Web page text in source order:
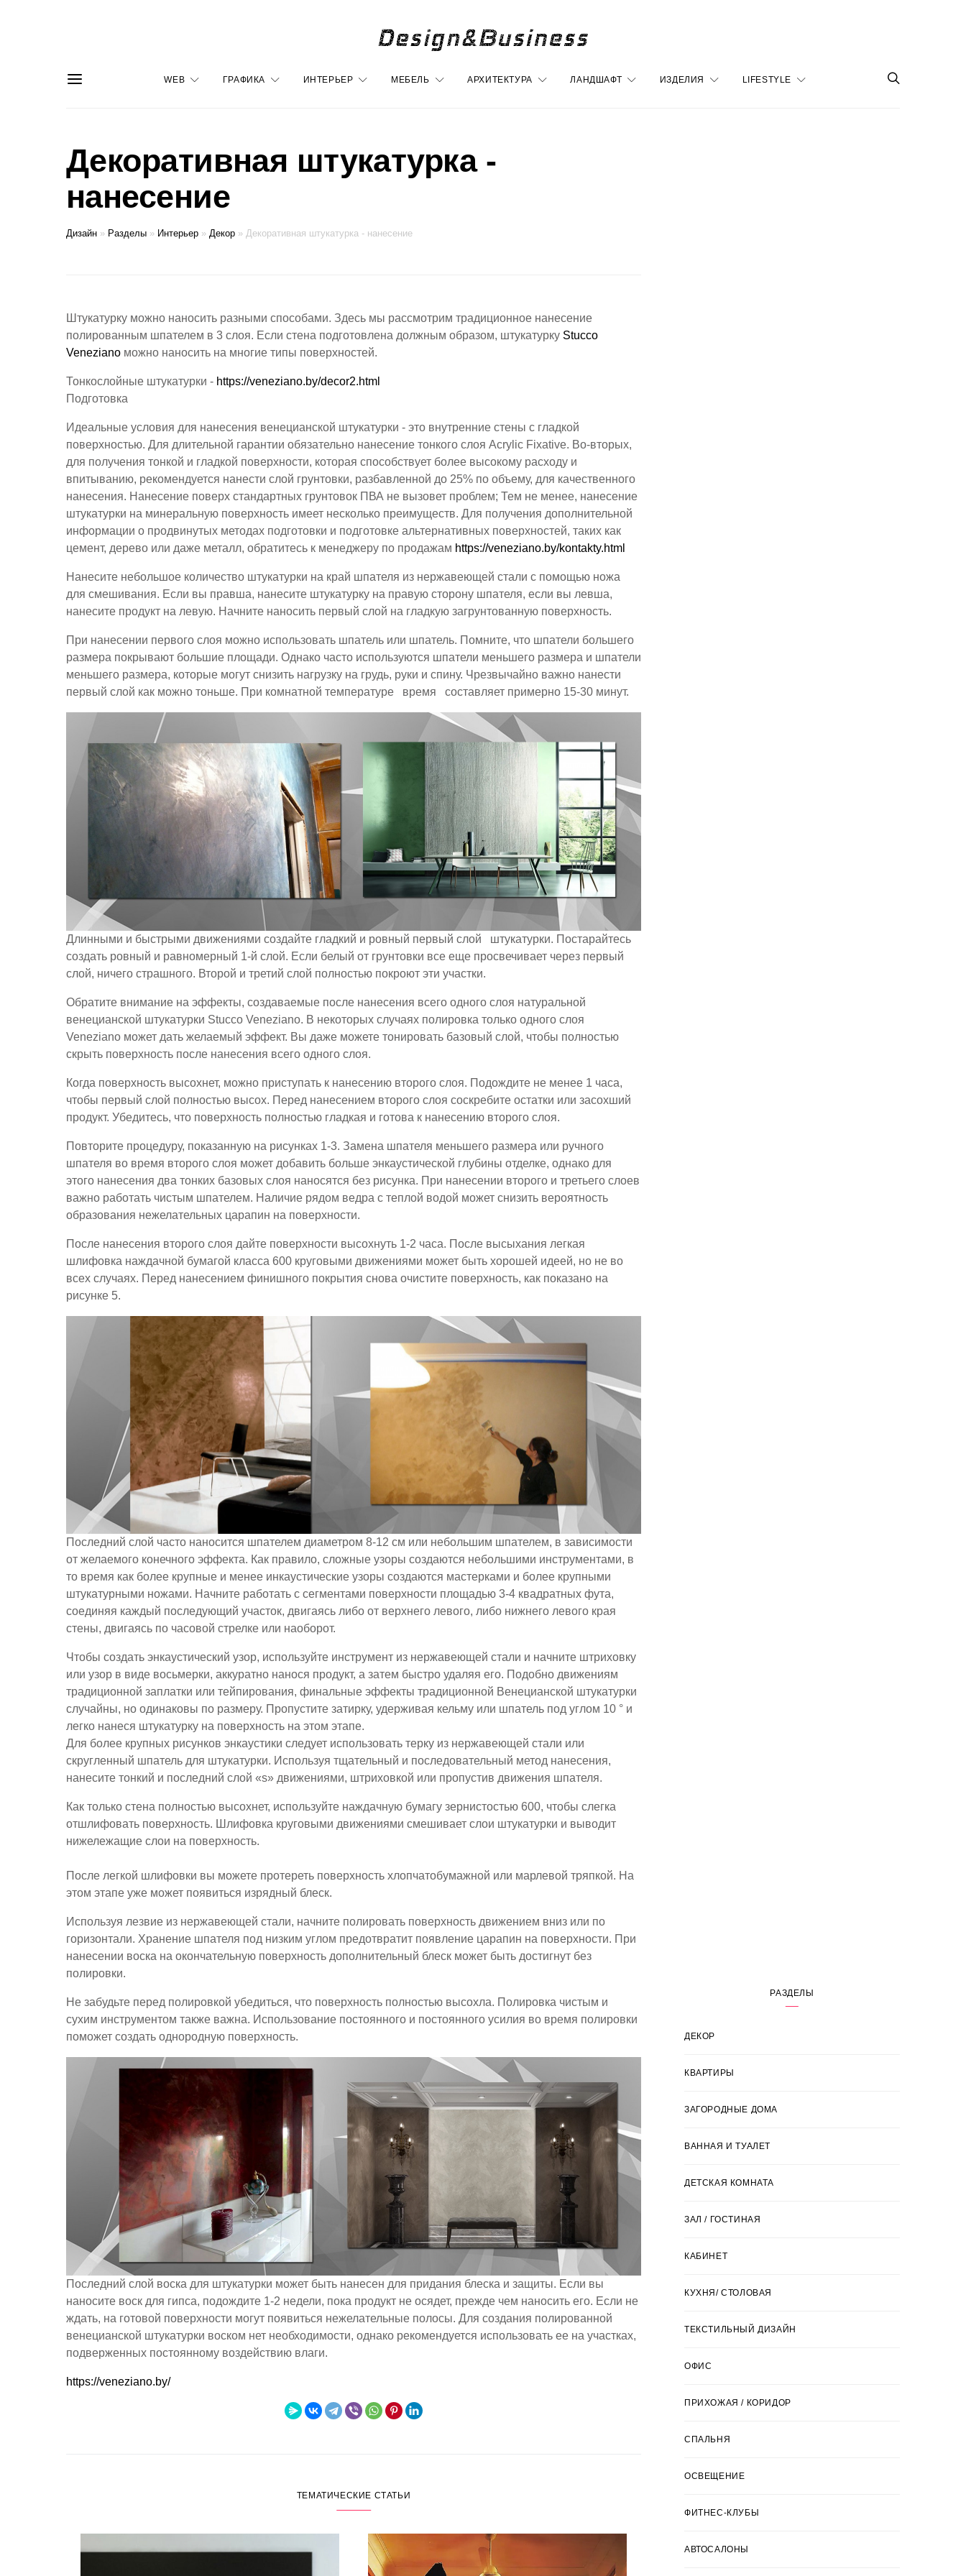
WEB ГРАФИКА ИНТЕРЬЕР МЕБЕЛЬ АРХИТЕКТУРА ЛАНДШАФТ ИЗДЕЛИЯ LIFESTYLE
Декоративная штукатурка -
нанесение
Дизайн » Разделы » Интерьер » Декор » Декоративная штукатурка - нанесение
Штукатурку можно наносить разными способами. Здесь мы рассмотрим традиционное нанесение
полированным шпателем в 3 слоя. Если стена подготовлена ​​должным образом, штукатурку Stucco
Veneziano можно наносить на многие типы поверхностей.
Тонкослойные штукатурки - https://veneziano.by/decor2.html
Подготовка
Идеальные условия для нанесения венецианской штукатурки - это внутренние стены с гладкой
поверхностью. Для длительной гарантии обязательно нанесение тонкого слоя Acrylic Fixative. Во-вторых,
для получения тонкой и гладкой поверхности, которая способствует более высокому расходу и
впитыванию, рекомендуется нанести слой грунтовки, разбавленной до 25% по объему, для качественного
нанесения. Нанесение поверх стандартных грунтовок ПВА не вызовет проблем; Тем не менее, нанесение
штукатурки на минеральную поверхность имеет несколько преимуществ. Для получения дополнительной
информации о продвинутых методах подготовки и подготовке альтернативных поверхностей, таких как
цемент, дерево или даже металл, обратитесь к менеджеру по продажам https://veneziano.by/kontakty.html
Нанесите небольшое количество штукатурки на край шпателя из нержавеющей стали с помощью ножа
для смешивания. Если вы правша, нанесите штукатурку на правую сторону шпателя, если вы левша,
нанесите продукт на левую. Начните наносить первый слой на гладкую загрунтованную поверхность.
При нанесении первого слоя можно использовать шпатель или шпатель. Помните, что шпатели большего
размера покрывают большие площади. Однако часто используются шпатели меньшего размера и шпатели
меньшего размера, которые могут снизить нагрузку на грудь, руки и спину. Чрезвычайно важно нанести
первый слой как можно тоньше. При комнатной температуре время составляет примерно 15-30 минут.
Длинными и быстрыми движениями создайте гладкий и ровный первый слой штукатурки. Постарайтесь
создать ровный и равномерный 1-й слой. Если белый от грунтовки все еще просвечивает через первый
слой, ничего страшного. Второй и третий слой полностью покроют эти участки.
Обратите внимание на эффекты, создаваемые после нанесения всего одного слоя натуральной
венецианской штукатурки Stucco Veneziano. В некоторых случаях полировка только одного слоя
Veneziano может дать желаемый эффект. Вы даже можете тонировать базовый слой, чтобы полностью
скрыть поверхность после нанесения всего одного слоя.
Когда поверхность высохнет, можно приступать к нанесению второго слоя. Подождите не менее 1 часа,
чтобы первый слой полностью высох. Перед нанесением второго слоя соскребите остатки или засохший
продукт. Убедитесь, что поверхность полностью гладкая и готова к нанесению второго слоя.
Повторите процедуру, показанную на рисунках 1-3. Замена шпателя меньшего размера или ручного
шпателя во время второго слоя может добавить больше энкаустической глубины отделке, однако для
этого нанесения два тонких базовых слоя наносятся без рисунка. При нанесении второго и третьего слоев
важно работать чистым шпателем. Наличие рядом ведра с теплой водой может снизить вероятность
образования нежелательных царапин на поверхности.
После нанесения второго слоя дайте поверхности высохнуть 1-2 часа. После высыхания легкая
шлифовка наждачной бумагой класса 600 круговыми движениями может быть хорошей идеей, но не во
всех случаях. Перед нанесением финишного покрытия снова очистите поверхность, как показано на
рисунке 5.
Последний слой часто наносится шпателем диаметром 8-12 см или небольшим шпателем, в зависимости
от желаемого конечного эффекта. Как правило, сложные узоры создаются небольшими инструментами, в
то время как более крупные и менее инкаустические узоры создаются мастерками и более крупными
штукатурными ножами. Начните работать с сегментами поверхности площадью 3-4 квадратных фута,
соединяя каждый последующий участок, двигаясь либо от верхнего левого, либо нижнего левого края
стены, двигаясь по часовой стрелке или наоборот.
Чтобы создать энкаустический узор, используйте инструмент из нержавеющей стали и начните штриховку
или узор в виде восьмерки, аккуратно нанося продукт, а затем быстро удаляя его. Подобно движениям
традиционной заплатки или тейпирования, финальные эффекты традиционной Венецианской штукатурки
случайны, но одинаковы по размеру. Пропустите затирку, удерживая кельму или шпатель под углом 10 ° и
легко нанеся штукатурку на поверхность на этом этапе.
Для более крупных рисунков энкаустики следует использовать терку из нержавеющей стали или
скругленный шпатель для штукатурки. Используя тщательный и последовательный метод нанесения,
нанесите тонкий и последний слой «s» движениями, штриховкой или пропустив движения шпателя.
Как только стена полностью высохнет, используйте наждачную бумагу зернистостью 600, чтобы слегка
отшлифовать поверхность. Шлифовка круговыми движениями смешивает слои штукатурки и выводит
нижележащие слои на поверхность.
После легкой шлифовки вы можете протереть поверхность хлопчатобумажной или марлевой тряпкой. На
этом этапе уже может появиться изрядный блеск.
Используя лезвие из нержавеющей стали, начните полировать поверхность движением вниз или по
горизонтали. Хранение шпателя под низким углом предотвратит появление царапин на поверхности. При
нанесении воска на окончательную поверхность дополнительный блеск может быть достигнут без
полировки.
Не забудьте перед полировкой убедиться, что поверхность полностью высохла. Полировка чистым и
сухим инструментом также важна. Использование постоянного и постоянного усилия во время полировки
поможет создать однородную поверхность.
Последний слой воска для штукатурки может быть нанесен для придания блеска и защиты. Если вы
наносите воск для гипса, подождите 1-2 недели, пока продукт не осядет, прежде чем наносить его. Если не
ждать, на готовой поверхности могут появиться нежелательные полосы. Для создания полированной
венецианской штукатурки воском нет необходимости, однако рекомендуется использовать ее на участках,
подверженных постоянному воздействию влаги.
https://veneziano.by/
ТЕМАТИЧЕСКИЕ СТАТЬИ
РАЗДЕЛЫ
ДЕКОР
КВАРТИРЫ
ЗАГОРОДНЫЕ ДОМА
ВАННАЯ И ТУАЛЕТ
ДЕТСКАЯ КОМНАТА
ЗАЛ / ГОСТИНАЯ
КАБИНЕТ
КУХНЯ/ СТОЛОВАЯ
ТЕКСТИЛЬНЫЙ ДИЗАЙН
ОФИС
ПРИХОЖАЯ / КОРИДОР
СПАЛЬНЯ
ОСВЕЩЕНИЕ
ФИТНЕС-КЛУБЫ
АВТОСАЛОНЫ